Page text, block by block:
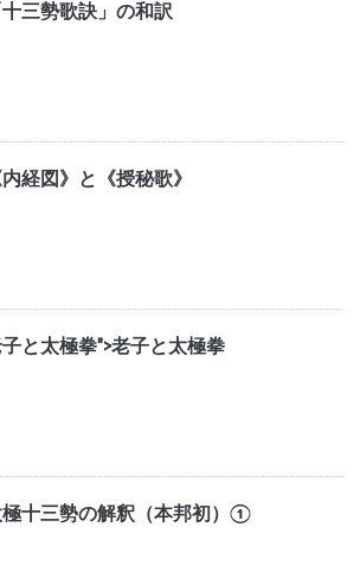
十三勢歌訣」の和訳
内経図》と《授秘歌》
と太極拳">老子と太極拳
極十三勢の解釈（本邦初）①